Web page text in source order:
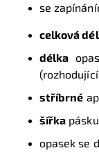
se
celková
délka
stříbrné
šířka
opasek se